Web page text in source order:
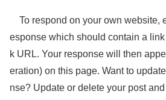
To respond on your own website,
esponse which should contain a
k URL. Your response will then
eration) on this page. Want to
nse? Update or delete your post